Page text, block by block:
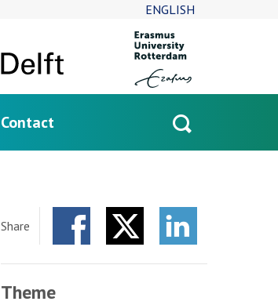
ENGLISH
Contact
Share
Theme